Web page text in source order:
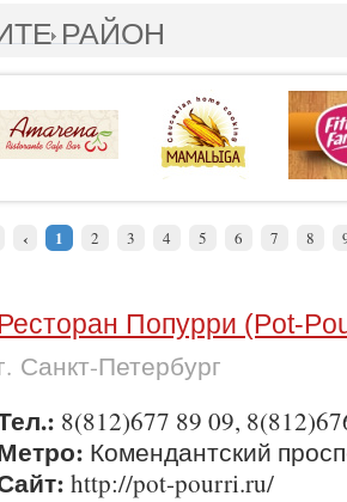
РАЙОН
‹ 1 2 3 4 5 6 7 8
Попурри (Pot-
Санкт-Петербург
8(812)677 89 09,
Комендантский
http://pot-pourri.ru/